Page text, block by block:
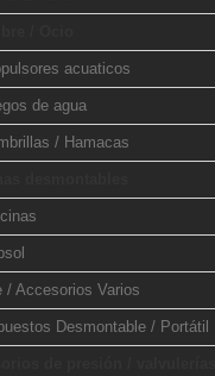
acuaticos
de agua
/ Hamacas
/ Accesorios Varios
Desmontable / Portátil